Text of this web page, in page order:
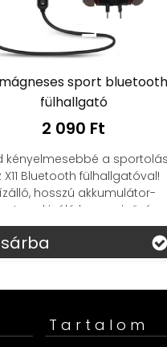
mágneses sport bluetooth
fülhallgató
2 090 Ft
kényelmesebbé a
X11 Bluetooth fülhallgatóval!
hosszú akkumulátor-
kiváló hangminőség –
szerezd be kedvező áron!
Tartalom